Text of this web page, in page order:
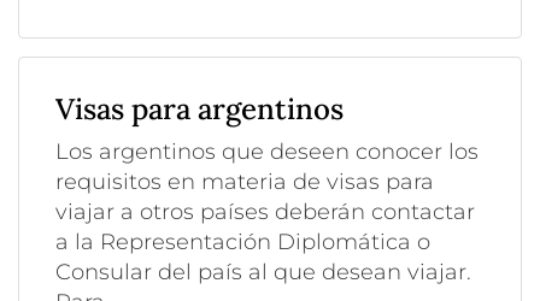
Visas para argentinos
Los argentinos que deseen conocer los
requisitos en materia de visas para
viajar a otros países deberán contactar
a la Representación Diplomática o
Consular del país al que desean viajar.